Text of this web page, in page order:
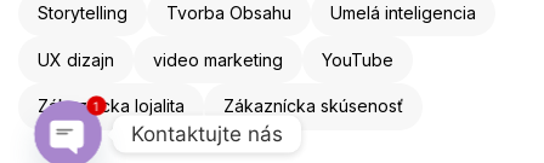
Storytelling Tvorba Obsahu Umelá inteligencia
UX dizajn video marketing YouTube
Zákaznícka lojalita Zákaznícka skúsenosť
Kontaktujte nás
1